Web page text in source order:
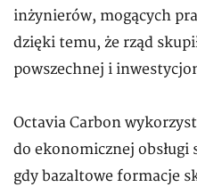
inżynierów, mogących
dzięki temu, że rząd
powszechnej i
Octavia Carbon
do ekonomicznej obsługi
gdy bazaltowe formacje